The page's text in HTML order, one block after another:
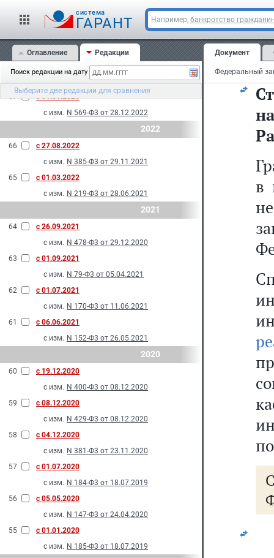
cистема
ГАРАНТ Например, банкротство
Оглавление Редакции
Поиск редакции на дату
Выберите две редакции для сравнения
с 01.01.2024
N 293-Ф3 от 10.07.2023
2023
с изм. N 137-Ф3 от 28.04.2023
67
с 01.01.2023
с изм. N 569-Ф3 от 28.12.2022
2022
66
с 27.08.2022
с изм. N 385-Ф3 от 29.11.2021
65
с 01.03.2022
с изм. N 219-Ф3 от 28.06.2021
2021
64
с 26.09.2021
с изм. N 478-Ф3 от 29.12.2020
63
с 01.09.2021
с изм. N 79-Ф3 от 05.04.2021
62
с 01.07.2021
с изм. N 170-Ф3 от 11.06.2021
61
с 06.06.2021
с изм. N 152-Ф3 от 26.05.2021
2020
60
с 19.12.2020
с изм. N 400-Ф3 от 08.12.2020
59
с 08.12.2020
с изм. N 429-Ф3 от 08.12.2020
58
с 04.12.2020
с изм. N 381-Ф3 от 23.11.2020
57
с 01.07.2020
с изм. N 184-Ф3 от 18.07.2019
56
с 05.05.2020
с изм. N 147-Ф3 от 24.04.2020
55
с 01.01.2020
с изм. N 185-Ф3 от 18.07.2019
Документ
в